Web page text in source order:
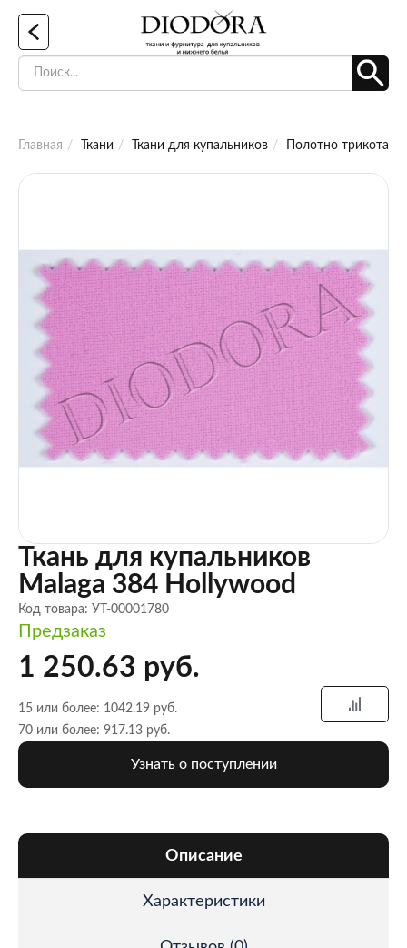
Главная Ткани Ткани для купальников Полотно
Ткань для купальников
Malaga 384 Hollywood
Код товара: УТ-00001780
Предзаказ
1 250.63 руб.
15 или более: 1042.19 руб.
70 или более: 917.13 руб.
Узнать о поступлении
Описание
Характеристики